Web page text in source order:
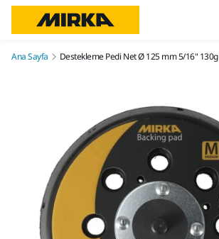
Ana Sayfa Destekleme Pedi Net Ø 125 mm 5/16" 130g